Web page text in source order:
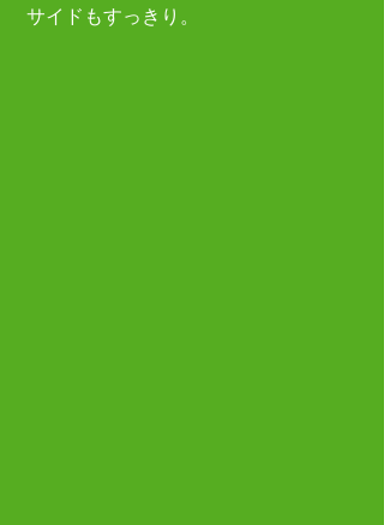
サイドもすっきり。